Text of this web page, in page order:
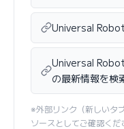
Universal
Universal
の最新情報を検
※外部リンク（新しいタ
ソースとしてご確認くだ